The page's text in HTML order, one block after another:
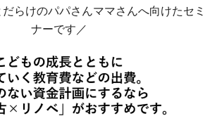
らけのパパさんママさんへ向けたセミ
ナーです／